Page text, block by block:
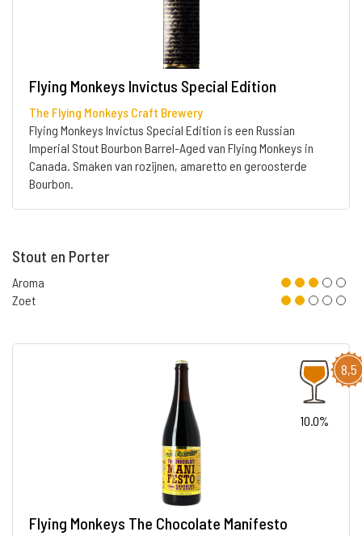
Flying Monkeys Invictus Special Edition
The Flying Monkeys Craft Brewery
Flying Monkeys Invictus Special Edition is een Russian
Imperial Stout Bourbon Barrel-Aged van Flying Monkeys in
Canada. Smaken van rozijnen, amaretto en geroosterde
Bourbon.
Stout en Porter
Aroma
Zoet
8,5
10.0%
Flying Monkeys The Chocolate Manifesto